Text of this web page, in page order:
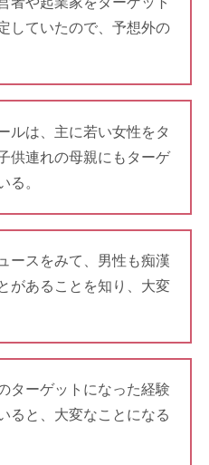
していたので、予想外の
ルは、主に若い女性をタ
供連れの母親にもターゲ
る。
ースをみて、男性も痴漢
があることを知り、大変
ターゲットになった経験
ると、大変なことになる